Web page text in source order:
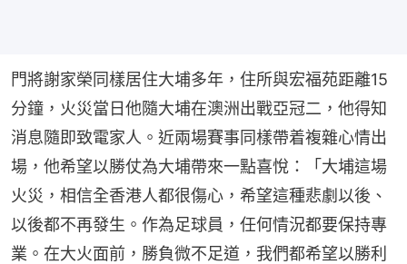
門將謝家榮同樣居住大埔多年，住所與宏福苑距離15
分鐘，火災當日他隨大埔在澳洲出戰亞冠二，他得知
消息隨即致電家人。近兩場賽事同樣帶着複雜心情出
場，他希望以勝仗為大埔帶來一點喜悅：「大埔這場
火災，相信全香港人都很傷心，希望這種悲劇以後、
以後都不再發生。作為足球員，任何情況都要保持專
業。在大火面前，勝負微不足道，我們都希望以勝利